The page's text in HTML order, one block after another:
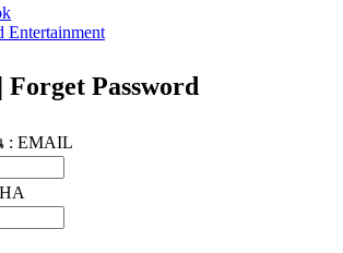
| Forget Password
: EMAIL